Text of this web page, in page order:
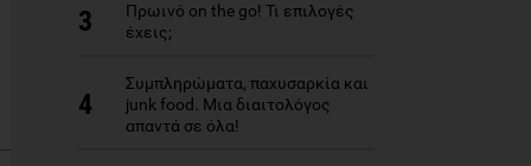
3
Πρωινό on the go! Τι επιλογές
έχεις;
4
Συμπληρώματα, παχυσαρκία και
junk food. Μια διαιτολόγος
απαντά σε όλα!